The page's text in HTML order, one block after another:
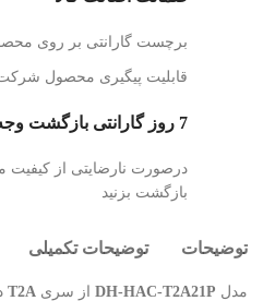
برچست گارانتی بر روی
قابلیت پیگیری محصول شرکت
7 روز گارانتی بازگشت وجه
درصورت نارضایتی از کیفیت
بازگشت بزنید
توضیحات توضیحات تکمیلی
مدل DH-HAC-T2A21P از سری T2A